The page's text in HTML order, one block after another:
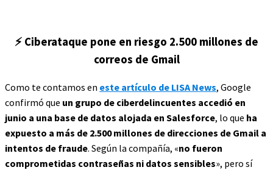
⚡ Ciberataque pone en riesgo 2.500 millones de
correos de Gmail
Como te contamos en este artículo de LISA News, Google
confirmó que un grupo de ciberdelincuentes accedió en
junio a una base de datos alojada en Salesforce, lo que ha
expuesto a más de 2.500 millones de direcciones de Gmail a
intentos de fraude. Según la compañía, «no fueron
comprometidas contraseñas ni datos sensibles», pero sí